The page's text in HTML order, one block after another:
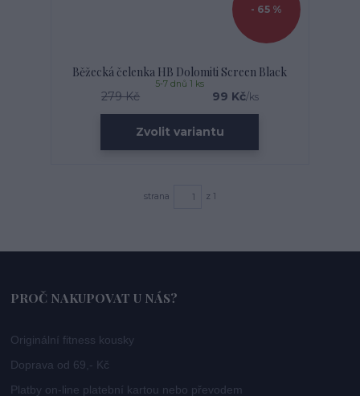
- 65 %
Běžecká čelenka HB Dolomiti Screen Black
279 Kč 99 Kč/ks
5-7 dnů 1 ks
Zvolit variantu
strana z 1
PROČ NAKUPOVAT U NÁS?
Originální fitness kousky
Doprava od 69,- Kč
Platby on-line platební kartou nebo převodem